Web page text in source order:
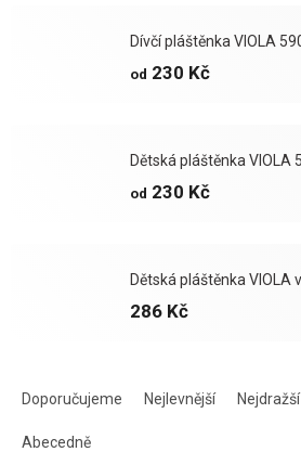
Dívčí pláštěnka VIOLA
od 230 Kč
Dětská pláštěnka VIOLA
od 230 Kč
Dětská pláštěnka VIOLA
286 Kč
Doporučujeme Nejlevnější Nejdražší
Abecedně